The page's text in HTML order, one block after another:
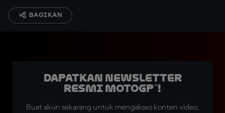
BAGIKAN
Dapatkan Newsletter
Resmi MotoGP™!
Buat akun sekarang untuk mengakses konten video,